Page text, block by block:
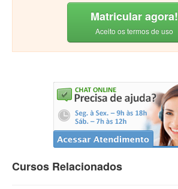
Matricular agora!
Aceito os termos de uso
Cursos Relacionados